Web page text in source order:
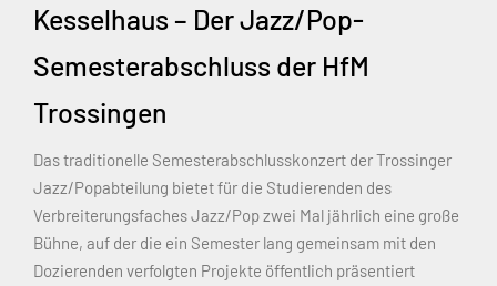
Kesselhaus – Der Jazz/Pop-
Semesterabschluss der HfM
Trossingen
Das traditionelle Semesterabschlusskonzert der Trossinger
Jazz/Popabteilung bietet für die Studierenden des
Verbreiterungsfaches Jazz/Pop zwei Mal jährlich eine große
Bühne, auf der die ein Semester lang gemeinsam mit den
Dozierenden verfolgten Projekte öffentlich präsentiert